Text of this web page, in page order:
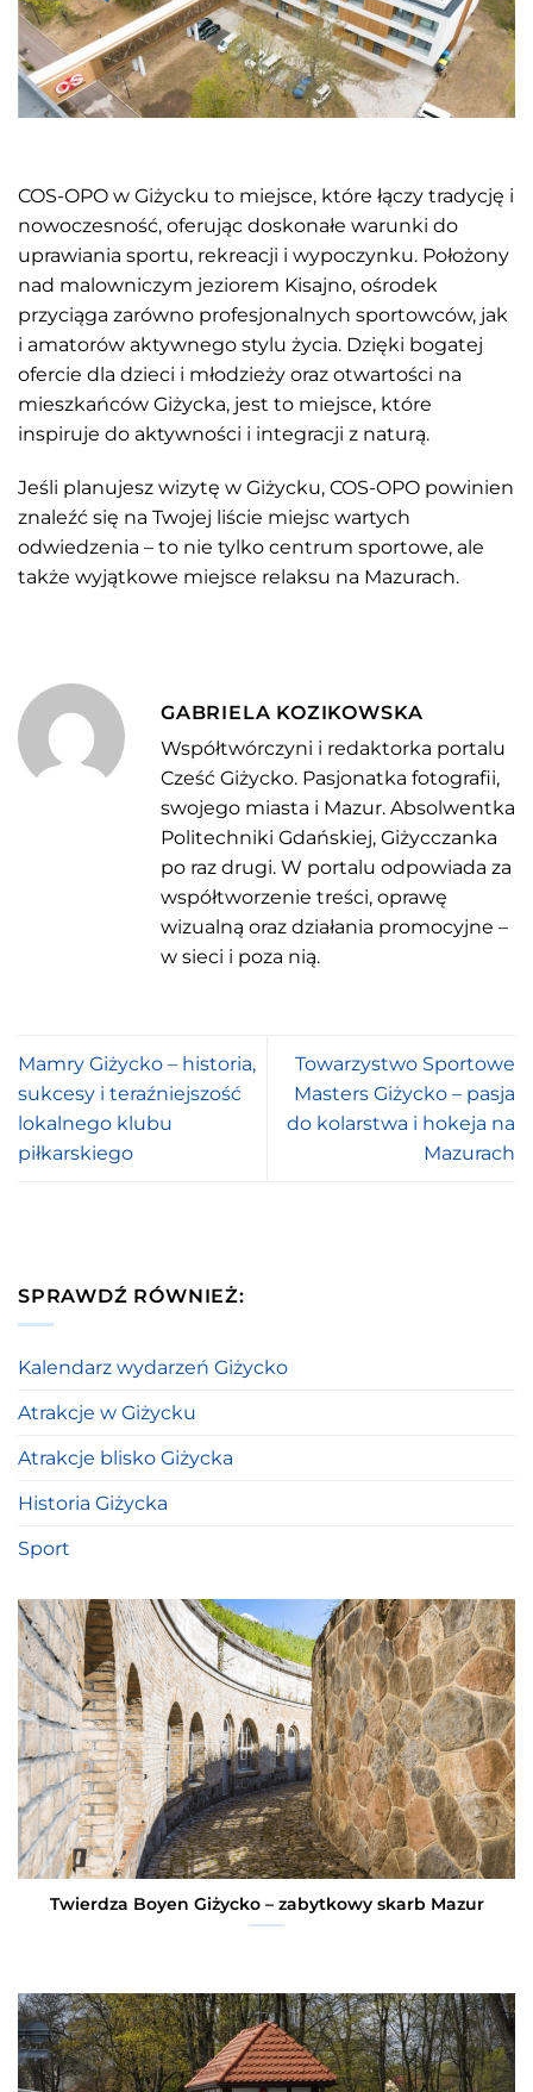
COS-OPO w Giżycku to miejsce, które łączy tradycję i
nowoczesność, oferując doskonałe warunki do
uprawiania sportu, rekreacji i wypoczynku. Położony
nad malowniczym jeziorem Kisajno, ośrodek
przyciąga zarówno profesjonalnych sportowców, jak
i amatorów aktywnego stylu życia. Dzięki bogatej
ofercie dla dzieci i młodzieży oraz otwartości na
mieszkańców Giżycka, jest to miejsce, które
inspiruje do aktywności i integracji z naturą.
Jeśli planujesz wizytę w Giżycku, COS-OPO powinien
znaleźć się na Twojej liście miejsc wartych
odwiedzenia – to nie tylko centrum sportowe, ale
także wyjątkowe miejsce relaksu na Mazurach.
GABRIELA KOZIKOWSKA
Współtwórczyni i redaktorka portalu
Cześć Giżycko. Pasjonatka fotografii,
swojego miasta i Mazur. Absolwentka
Politechniki Gdańskiej, Giżycczanka
po raz drugi. W portalu odpowiada za
współtworzenie treści, oprawę
wizualną oraz działania promocyjne –
w sieci i poza nią.
Mamry Giżycko – historia,
sukcesy i teraźniejszość
lokalnego klubu
piłkarskiego
Towarzystwo Sportowe
Masters Giżycko – pasja
do kolarstwa i hokeja na
Mazurach
SPRAWDŹ RÓWNIEŻ:
Kalendarz wydarzeń Giżycko
Atrakcje w Giżycku
Atrakcje blisko Giżycka
Historia Giżycka
Sport
Twierdza Boyen Giżycko – zabytkowy skarb Mazur